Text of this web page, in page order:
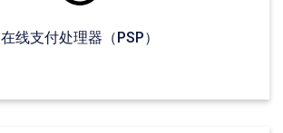
在线支付处理器（PSP）